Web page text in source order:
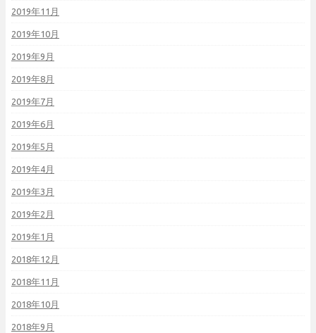
2019年11月
2019年10月
2019年9月
2019年8月
2019年7月
2019年6月
2019年5月
2019年4月
2019年3月
2019年2月
2019年1月
2018年12月
2018年11月
2018年10月
2018年9月